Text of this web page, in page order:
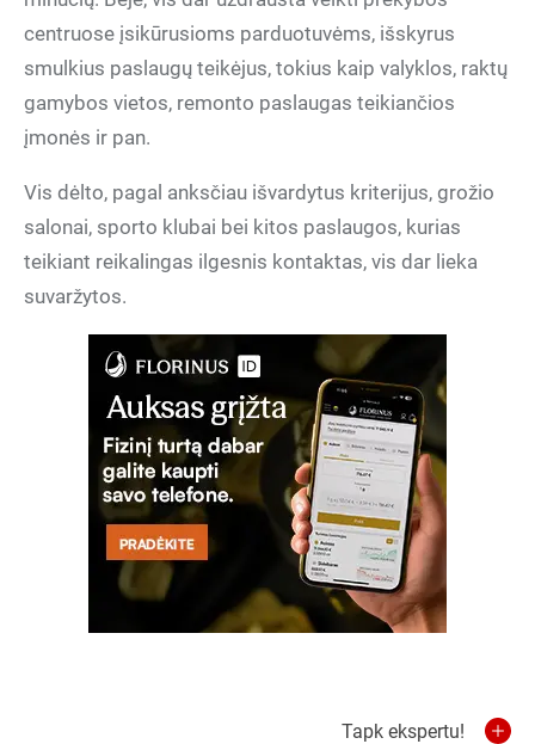
centruose įsikūrusioms parduotuvėms, išskyrus
smulkius paslaugų teikėjus, tokius kaip valyklos, raktų
gamybos vietos, remonto paslaugas teikiančios
įmonės ir pan.
Vis dėlto, pagal anksčiau išvardytus kriterijus, grožio
salonai, sporto klubai bei kitos paslaugos, kurias
teikiant reikalingas ilgesnis kontaktas, vis dar lieka
suvaržytos.
Tapk ekspertu!